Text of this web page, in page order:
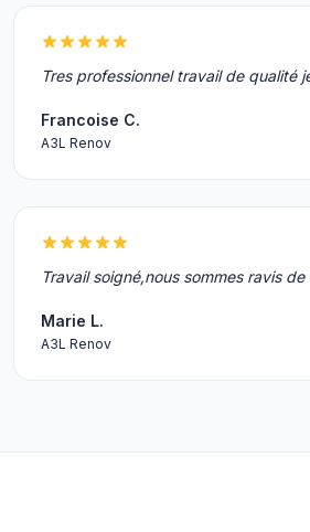
Tres professionnel travail de qualité
Francoise C.
A3L Renov
Travail soigné,nous sommes ravis
Marie L.
A3L Renov